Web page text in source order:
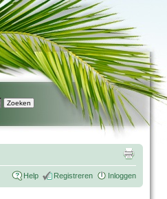
Help Registreren Inloggen